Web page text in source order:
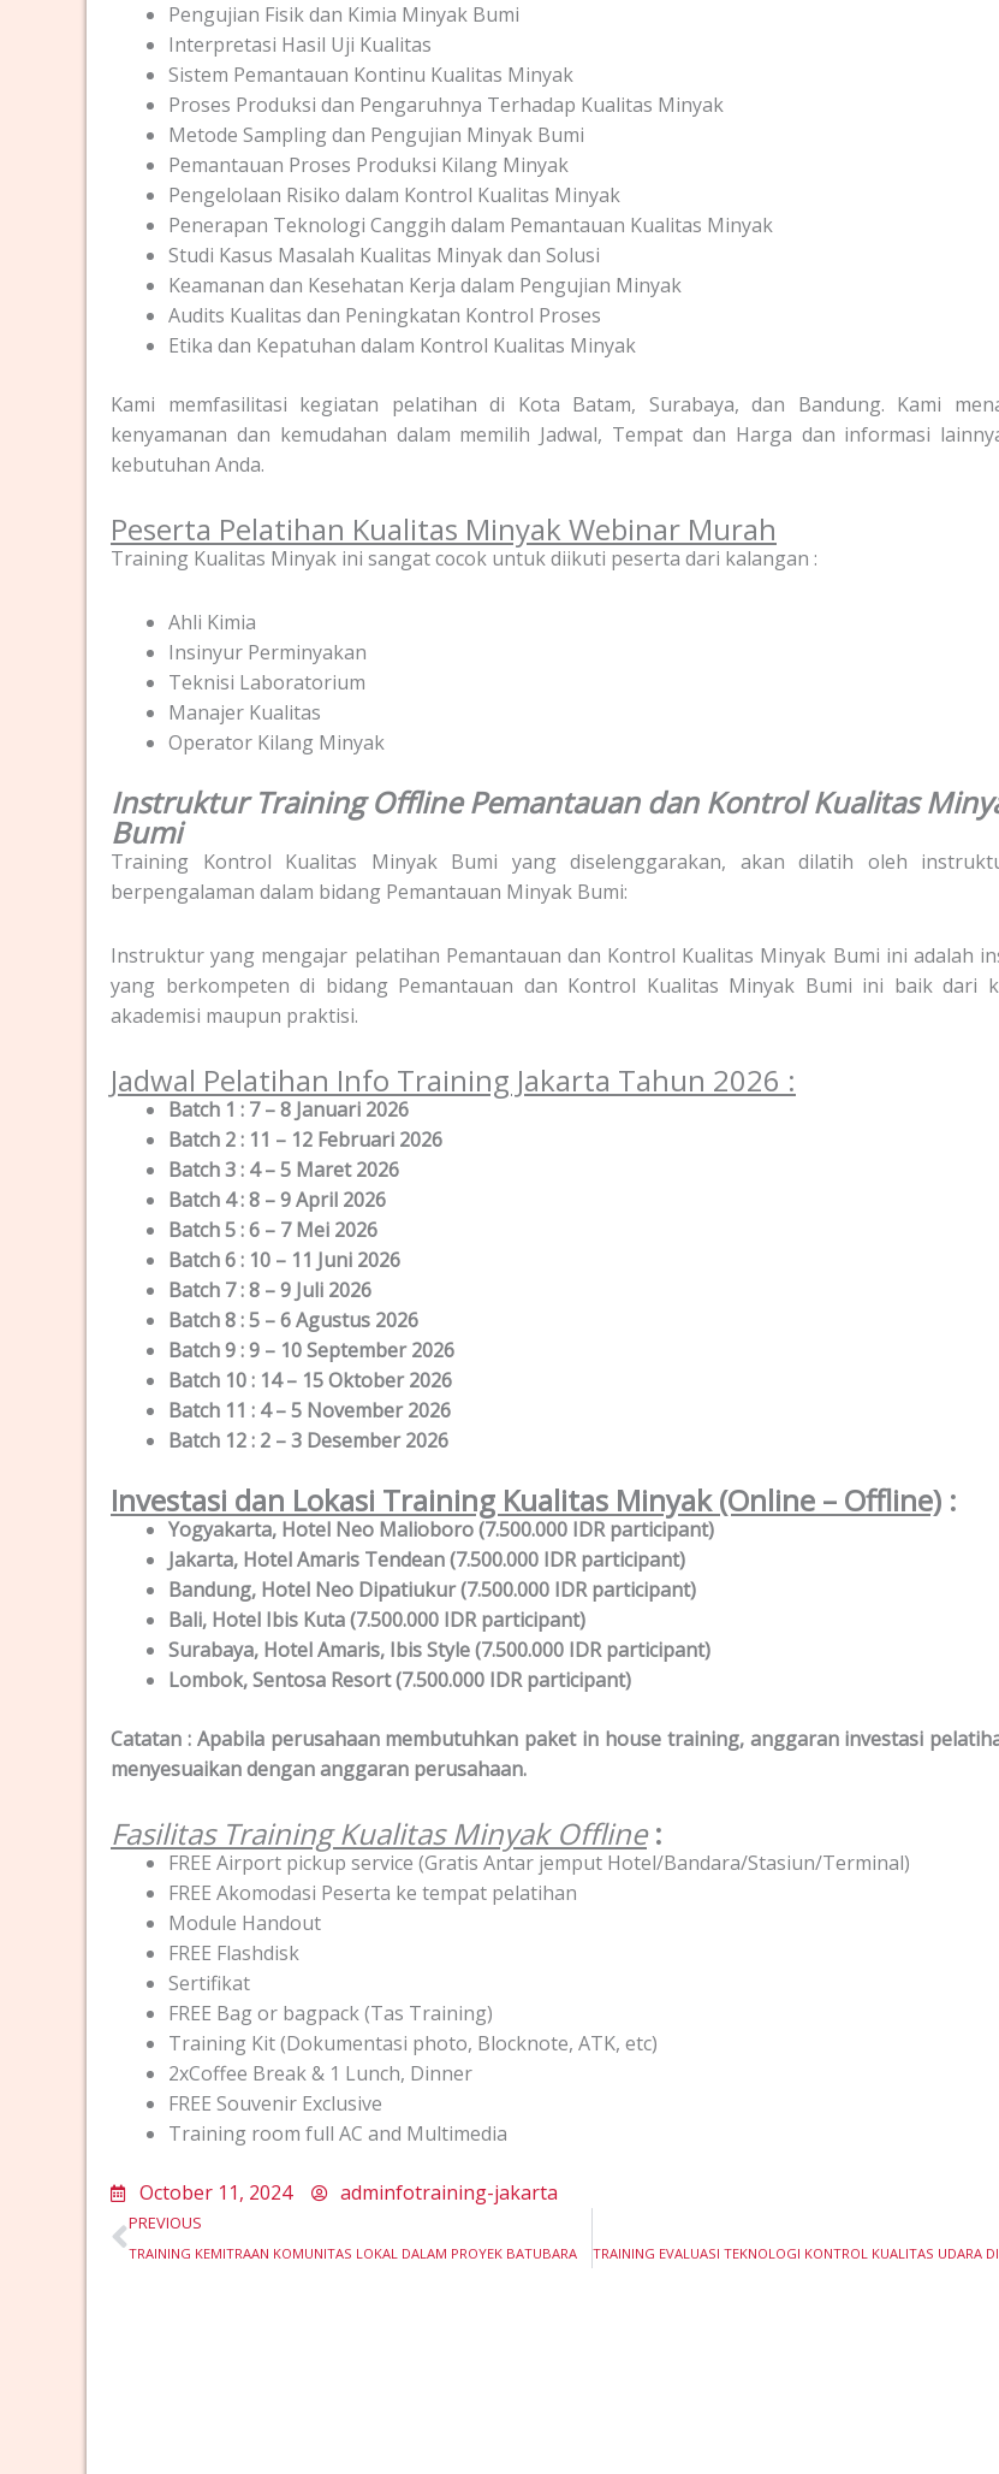
Pengujian Fisik dan Kimia Minyak Bumi
Interpretasi Hasil Uji Kualitas
Sistem Pemantauan Kontinu Kualitas Minyak
Proses Produksi dan Pengaruhnya Terhadap Kualitas Minyak
Metode Sampling dan Pengujian Minyak Bumi
Pemantauan Proses Produksi Kilang Minyak
Pengelolaan Risiko dalam Kontrol Kualitas Minyak
Penerapan Teknologi Canggih dalam Pemantauan Kualitas Minyak
Studi Kasus Masalah Kualitas Minyak dan Solusi
Keamanan dan Kesehatan Kerja dalam Pengujian Minyak
Audits Kualitas dan Peningkatan Kontrol Proses
Etika dan Kepatuhan dalam Kontrol Kualitas Minyak
Kami memfasilitasi kegiatan pelatihan di Kota Batam, Surabaya, dan Bandung. Kami
kenyamanan dan kemudahan dalam memilih Jadwal, Tempat dan Harga dan informasi
kebutuhan Anda.
Peserta Pelatihan Kualitas Minyak Webinar Murah
Training Kualitas Minyak ini sangat cocok untuk diikuti peserta dari kalangan :
Ahli Kimia
Insinyur Perminyakan
Teknisi Laboratorium
Manajer Kualitas
Operator Kilang Minyak
Instruktur Training Offline Pemantauan dan Kontrol Kualitas
Bumi
Training Kontrol Kualitas Minyak Bumi yang diselenggarakan, akan dilatih oleh
berpengalaman dalam bidang Pemantauan Minyak Bumi:
Instruktur yang mengajar pelatihan Pemantauan dan Kontrol Kualitas Minyak Bumi ini adalah
yang berkompeten di bidang Pemantauan dan Kontrol Kualitas Minyak Bumi ini baik dari
akademisi maupun praktisi.
Jadwal Pelatihan Info Training Jakarta Tahun 2026 :
Batch 1 : 7 – 8 Januari 2026
Batch 2 : 11 – 12 Februari 2026
Batch 3 : 4 – 5 Maret 2026
Batch 4 : 8 – 9 April 2026
Batch 5 : 6 – 7 Mei 2026
Batch 6 : 10 – 11 Juni 2026
Batch 7 : 8 – 9 Juli 2026
Batch 8 : 5 – 6 Agustus 2026
Batch 9 : 9 – 10 September 2026
Batch 10 : 14 – 15 Oktober 2026
Batch 11 : 4 – 5 November 2026
Batch 12 : 2 – 3 Desember 2026
Investasi dan Lokasi Training Kualitas Minyak (Online – Offline) :
Yogyakarta, Hotel Neo Malioboro (7.500.000 IDR participant)
Jakarta, Hotel Amaris Tendean (7.500.000 IDR participant)
Bandung, Hotel Neo Dipatiukur (7.500.000 IDR participant)
Bali, Hotel Ibis Kuta (7.500.000 IDR participant)
Surabaya, Hotel Amaris, Ibis Style (7.500.000 IDR participant)
Lombok, Sentosa Resort (7.500.000 IDR participant)
Catatan : Apabila perusahaan membutuhkan paket in house training, anggaran investasi
menyesuaikan dengan anggaran perusahaan.
Fasilitas Training Kualitas Minyak Offline :
FREE Airport pickup service (Gratis Antar jemput Hotel/Bandara/Stasiun/Terminal)
FREE Akomodasi Peserta ke tempat pelatihan
Module Handout
FREE Flashdisk
Sertifikat
FREE Bag or bagpack (Tas Training)
Training Kit (Dokumentasi photo, Blocknote, ATK, etc)
2xCoffee Break & 1 Lunch, Dinner
FREE Souvenir Exclusive
Training room full AC and Multimedia
October 11, 2024 adminfotraining-jakarta
Prev
PREVIOUS
TRAINING KEMITRAAN KOMUNITAS LOKAL DALAM PROYEK BATUBARA